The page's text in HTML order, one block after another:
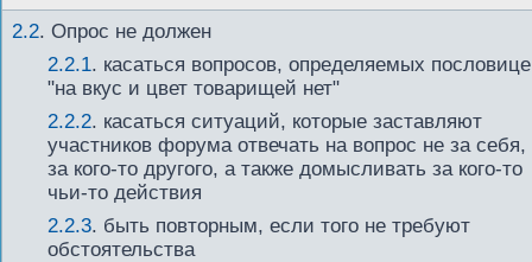
2.2. Опрос не должен
2.2.1. касаться вопросов, определяемых
"на вкус и цвет товарищей нет"
2.2.2. касаться ситуаций, которые заставляют
участников форума отвечать на вопрос не за себя,
за кого-то другого, а также домысливать за кого-то
чьи-то действия
2.2.3. быть повторным, если того не требуют
обстоятельства